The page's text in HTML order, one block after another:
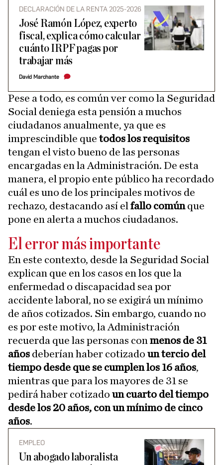
DECLARACIÓN DE LA RENTA 2025-2026
José Ramón López, experto
fiscal, explica cómo calcular
cuánto IRPF pagas por
trabajar más
David Marchante
Pese a todo, es común ver como la Seguridad
Social deniega esta pensión a muchos
ciudadanos anualmente, ya que es
imprescindible que todos los requisitos
tengan el visto bueno de las personas
encargadas en la Administración. De esta
manera, el propio ente público ha recordado
cuál es uno de los principales motivos de
rechazo, destacando así el fallo comúnque
pone en alerta a muchos ciudadanos.
El error más importante
En este contexto, desde la Seguridad Social
explican que en los casos en los que la
enfermedad o discapacidad sea por
accidente laboral, no se exigirá un mínimo
de años cotizados. Sin embargo, cuando no
es por este motivo, la Administración
recuerda que las personas con menos de 31
años deberían haber cotizado un tercio del
tiempo desde que se cumplen los 16 años,
mientras que para los mayores de 31 se
pedirá haber cotizado un cuarto del tiempo
desde los 20 años, con un mínimo de cinco
años.
EMPLEO
Un abogado laboralista